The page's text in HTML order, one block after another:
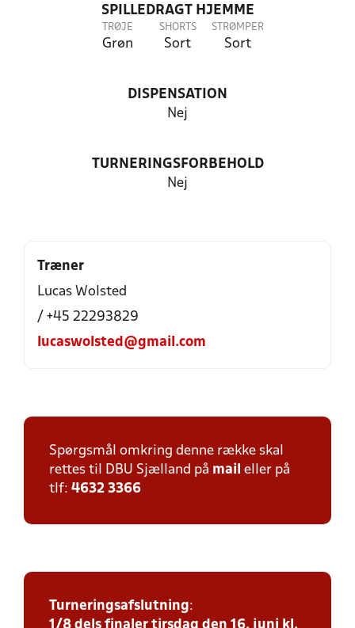
SPILLEDRAGT HJEMME
TRØJE
Grøn
SHORTS
Sort
STRØMPER
Sort
DISPENSATION
Nej
TURNERINGSFORBEHOLD
Nej
Træner
Lucas Wolsted
/ +45 22293829
lucaswolsted@gmail.com
Spørgsmål omkring denne række skal
rettes til DBU Sjælland på mail eller på
tlf: 4632 3366
Turneringsafslutning:
1/8 dels finaler tirsdag den 16. juni kl.